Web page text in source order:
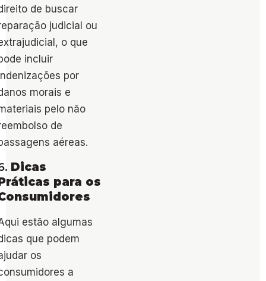
de buscar
judicial ou
o que
incluir
por
morais e
pelo não
de
aéreas​.
Dicas
para os
estão algumas
que podem
os
a